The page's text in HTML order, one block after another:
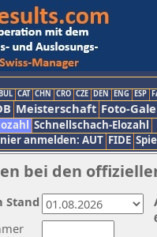
CAT CHN CRO CZE DEN ENG ESP
Meisterschaft Foto-
Schnellschach-Elozahl
anmelden: AUT FIDE
bei den
Stand